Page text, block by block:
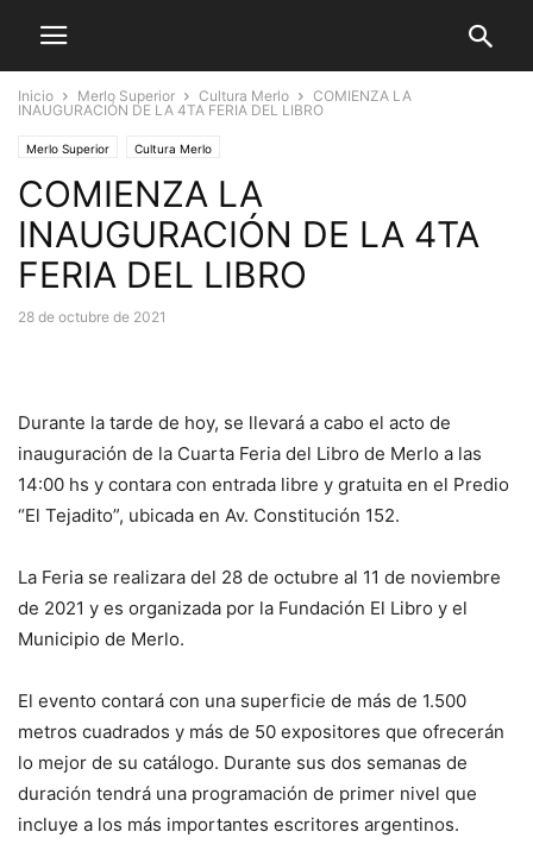
Inicio Merlo Superior Cultura Merlo
COMIENZA LA
INAUGURACIÓN DE LA 4TA FERIA DEL LIBRO
Merlo Superior Cultura Merlo
COMIENZA LA
INAUGURACIÓN DE LA 4TA
FERIA DEL LIBRO
28 de octubre de 2021
Durante la tarde de hoy, se llevará a cabo el acto de
inauguración de la Cuarta Feria del Libro de Merlo a las
14:00 hs y contara con entrada libre y gratuita en el Predio
“El Tejadito”, ubicada en Av. Constitución 152.
La Feria se realizara del 28 de octubre al 11 de noviembre
de 2021 y es organizada por la Fundación El Libro y el
Municipio de Merlo.
El evento contará con una superficie de más de 1.500
metros cuadrados y más de 50 expositores que ofrecerán
lo mejor de su catálogo. Durante sus dos semanas de
duración tendrá una programación de primer nivel que
incluye a los más importantes escritores argentinos.